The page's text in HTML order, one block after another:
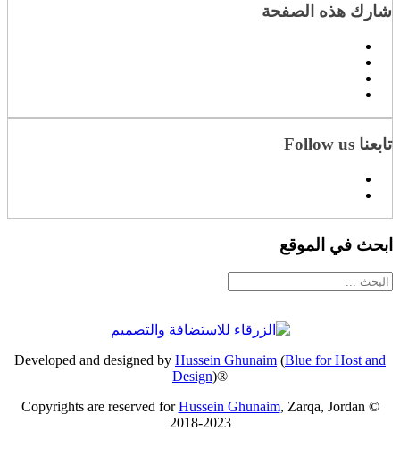
شارك هذه الصفحة
تابعنا Follow us
ابحث في الموقع
Developed and designed by Hussein Ghunaim (Blue for Host and
Design)®
Copyrights are reserved forHussein Ghunaim, Zarqa, Jordan ©
2018-2023